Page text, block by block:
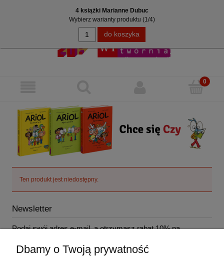
Zarejestruj się Zaloguj się
Ten produkt jest niedostępny.
4 książki Marianne Dubuc
Wybierz warianty produktu (1/4)
do koszyka
Newsletter
Podaj swój adres e-mail, a otrzymasz rabat 10% na
Dbamy o Twoją prywatność